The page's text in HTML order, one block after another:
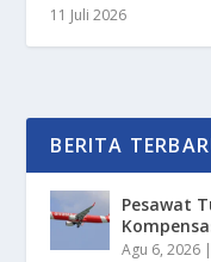
11 Juli 2026
BERITA
Pesawat
Agu 6, 2026 |